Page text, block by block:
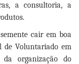
a consultoria, a
cair em boa
de Voluntariado em
organização do